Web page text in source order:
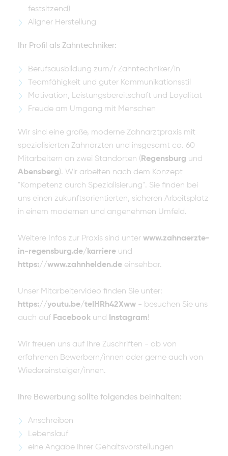
festsitzend)
Aligner Herstellung
Ihr Profil als Zahntechniker:
Berufsausbildung zum/r Zahntechniker/in
Teamfähigkeit und guter Kommunikationsstil
Motivation, Leistungsbereitschaft und Loyalität
Freude am Umgang mit Menschen
Wir sind eine große, moderne Zahnarztpraxis mit
spezialisierten Zahnärzten und insgesamt ca. 60
Mitarbeitern an zwei Standorten ( Regensburg und
Abensberg). Wir arbeiten nach dem Konzept
"Kompetenz durch Spezialisierung". Sie finden bei
uns einen zukunftsorientierten, sicheren Arbeitsplatz
in einem modernen und angenehmen Umfeld.
Weitere Infos zur Praxis sind unter www.zahnaerzte-
in-regensburg.de/karriere und
https://www.zahnhelden.de einsehbar.
Unser Mitarbeitervideo finden Sie unter:
https://youtu.be/teIHRh42Xww - besuchen Sie uns
auch auf Facebook und Instagram!
Wir freuen uns auf Ihre Zuschriften - ob von
erfahrenen Bewerbern/innen oder gerne auch von
Wiedereinsteiger/innen.
Ihre Bewerbung sollte folgendes beinhalten:
Anschreiben
Lebenslauf
eine Angabe Ihrer Gehaltsvorstellungen